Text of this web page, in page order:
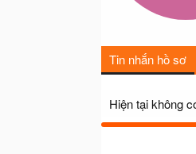
Tin nhắn hồ sơ
Hiện tại không